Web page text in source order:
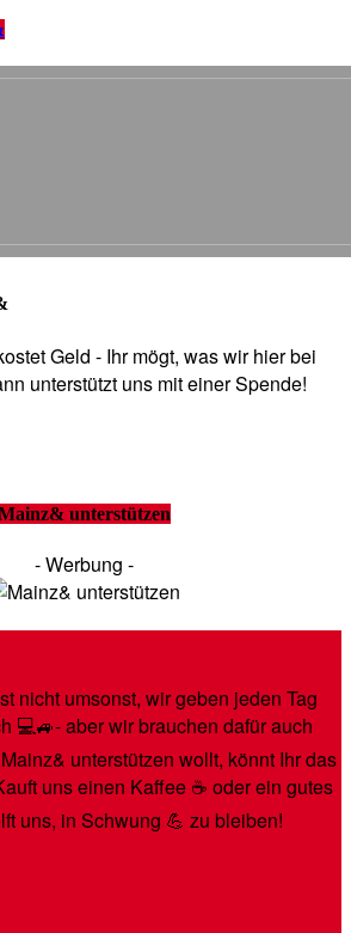
Geld - Ihr mögt, was wir hier bei
unterstützt uns mit einer Spende!
unterstützen
- Werbung -
nicht umsonst, wir geben jeden Tag
💻🚙- aber wir brauchen dafür auch
unterstützen wollt, könnt Ihr das
uns einen Kaffee ☕️ oder ein gutes
uns, in Schwung 💪 zu bleiben!